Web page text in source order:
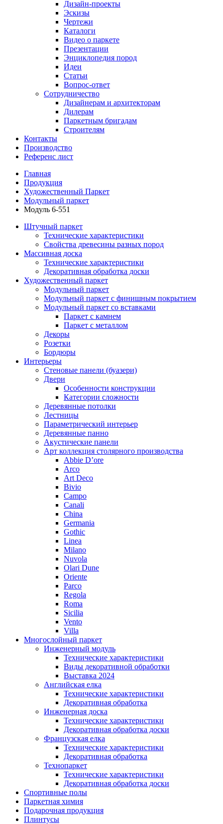
Дизайн-проекты
Эскизы
Чертежи
Каталоги
Видео о паркете
Презентации
Энциклопедия пород
Идеи
Статьи
Вопрос-ответ
Сотрудничество
Дизайнерам и архитекторам
Дилерам
Паркетным бригадам
Строителям
Контакты
Производство
Референс лист
Главная
Продукция
Художественный Паркет
Модульный паркет
Модуль 6-551
Штучный паркет
Технические характеристики
Свойства древесины разных пород
Массивная доска
Технические характеристики
Декоративная обработка доски
Художественный паркет
Модульный паркет
Модульный паркет с финишным покрытием
Модульный паркет со вставками
Паркет с камнем
Паркет с металлом
Декоры
Розетки
Бордюры
Интерьеры
Стеновые панели (буазери)
Двери
Особенности конструкции
Категории сложности
Деревянные потолки
Лестницы
Параметрический интерьер
Деревянные панно
Акустические панели
Арт коллекция столярного производства
Abbie D’ore
Arco
Art Deco
Bivio
Campo
Canali
China
Germania
Gothic
Linea
Milano
Nuvola
Olari Dune
Oriente
Parco
Regola
Roma
Sicilia
Vento
Villa
Многослойный паркет
Инженерный модуль
Технические характеристики
Виды декоративной обработки
Выставка 2024
Английская елка
Технические характеристики
Декоративная обработка
Инженерная доска
Технические характеристики
Декоративная обработка доски
Французская елка
Технические характеристики
Декоративная обработка
Технопаркет
Технические характеристики
Декоративная обработка доски
Спортивные полы
Паркетная химия
Подарочная продукция
Плинтусы